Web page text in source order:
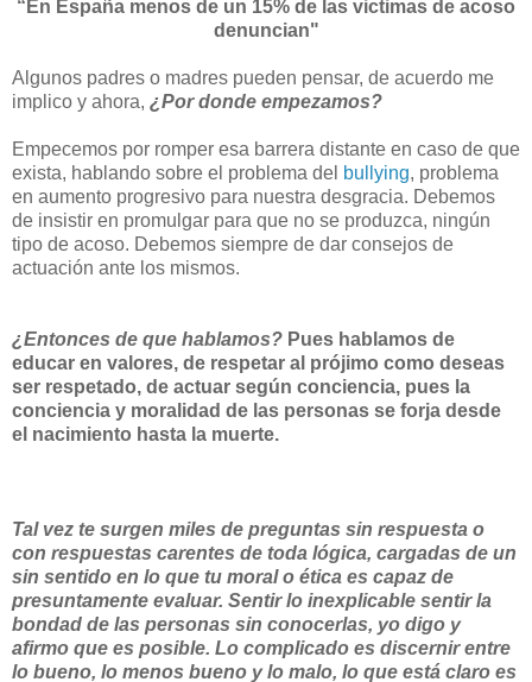
“En España menos de un 15% de las victimas de acoso
denuncian"
Algunos padres o madres pueden pensar, de acuerdo me
implico y ahora, ¿Por donde empezamos?
Empecemos por romper esa barrera distante en caso de que
exista, hablando sobre el problema del bullying, problema
en aumento progresivo para nuestra desgracia. Debemos
de insistir en promulgar para que no se produzca, ningún
tipo de acoso. Debemos siempre de dar consejos de
actuación ante los mismos.
¿Entonces de que hablamos? Pues hablamos de
educar en valores, de respetar al prójimo como deseas
ser respetado, de actuar según conciencia, pues la
conciencia y moralidad de las personas se forja desde
el nacimiento hasta la muerte.
Tal vez te surgen miles de preguntas sin respuesta o
con respuestas carentes de toda lógica, cargadas de un
sin sentido en lo que tu moral o ética es capaz de
presuntamente evaluar. Sentir lo inexplicable sentir la
bondad de las personas sin conocerlas, yo digo y
afirmo que es posible. Lo complicado es discernir entre
lo bueno, lo menos bueno y lo malo, lo que está claro es